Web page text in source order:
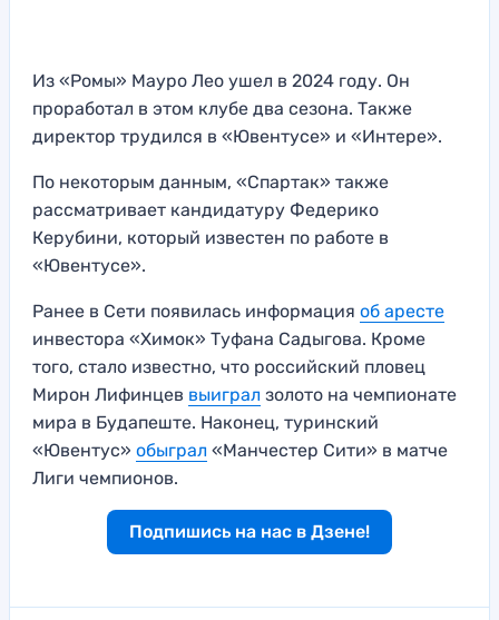
Из «Ромы» Мауро Лео ушел в 2024 году. Он
проработал в этом клубе два сезона. Также
директор трудился в «Ювентусе» и «Интере».
По некоторым данным, «Спартак» также
рассматривает кандидатуру Федерико
Керубини, который известен по работе в
«Ювентусе».
Ранее в Сети появилась информация об аресте
инвестора «Химок» Туфана Садыгова. Кроме
того, стало известно, что российский пловец
Мирон Лифинцев выиграл золото на чемпионате
мира в Будапеште. Наконец, туринский
«Ювентус» обыграл «Манчестер Сити» в матче
Лиги чемпионов.
Подпишись на нас в Дзене!